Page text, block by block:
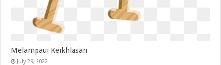
Melampaui Keikhlasan
July 29, 2022